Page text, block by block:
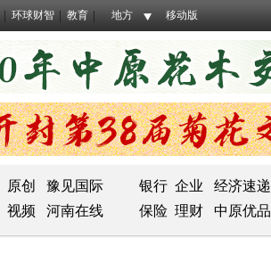
环球财智 教育 地方 移动版
原创 豫见国际 银行 企业 经济速递
视频 河南在线 保险 理财 中原优品